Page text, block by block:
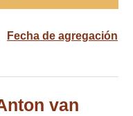
Fecha de agregación
van